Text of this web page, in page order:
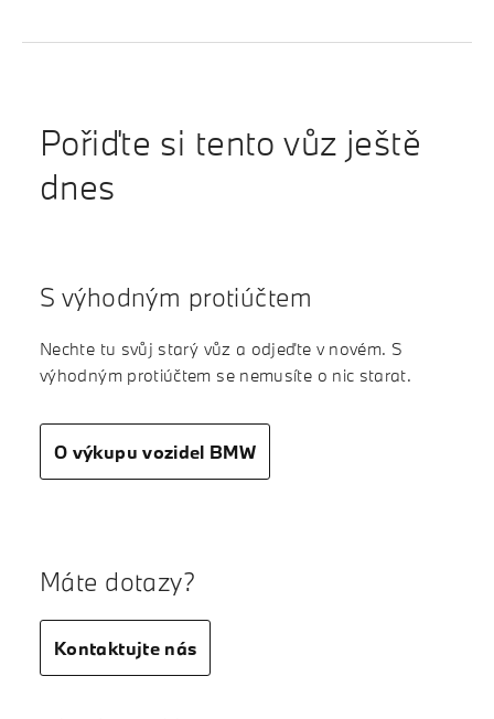
Pořiďte si tento vůz ještě
dnes
S výhodným protiúčtem
Nechte tu svůj starý vůz a odjeďte v novém. S
výhodným protiúčtem se nemusíte o nic starat.
O výkupu vozidel BMW
Máte dotazy?
Kontaktujte nás